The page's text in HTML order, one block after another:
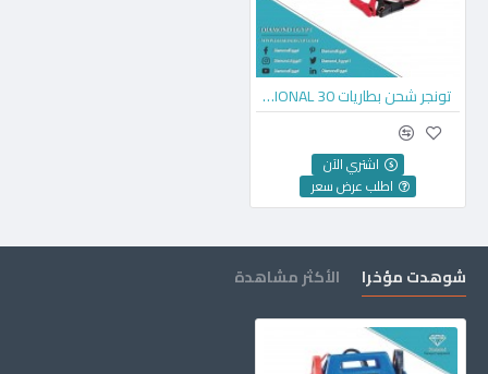
تونجر شحن بطاريات PROFESSIONAL 30
اشتري الآن
اطلب عرض سعر
شوهدت مؤخرا الأكثر مشاهدة